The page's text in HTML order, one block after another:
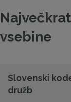
vsebine
Slovenski
družb